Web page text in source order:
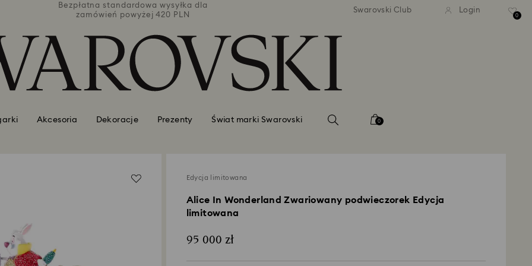
Bezpłatna standardowa wysyłka dla
zamówień powyżej 420 PLN
Bezpłatna standardowa wysyłka dla
zamówień powyżej 420 PLN
Bezpłatna standardowa
zamówień powyżej 420
Swarovski Club Login
0
Akcesoria Dekoracje Prezenty Świat marki Swarovski 0
Edycja limitowana
Alice In Wonderland Zwariowany podwieczorek Edycja
limitowana
95 000 zł